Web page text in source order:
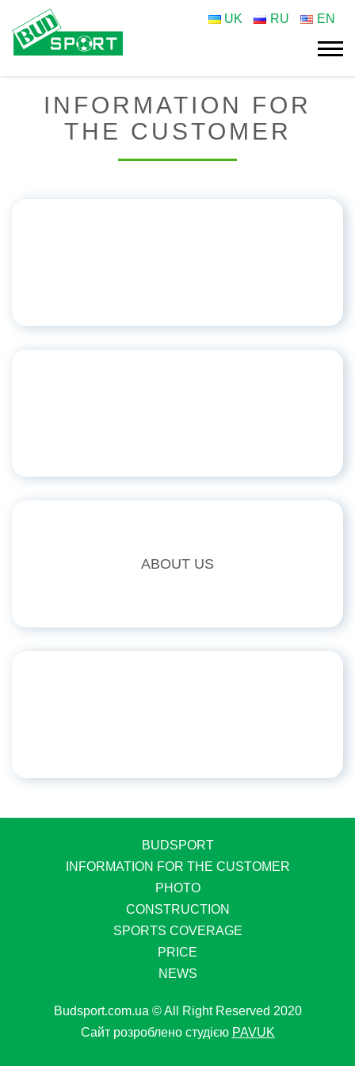
UK RU EN
INFORMATION FOR
THE CUSTOMER
ABOUT US
BUDSPORT
INFORMATION FOR THE CUSTOMER
PHOTO
CONSTRUCTION
SPORTS COVERAGE
PRICE
NEWS
Budsport.com.ua © All Right Reserved 2020
Сайт розроблено студією PAVUK